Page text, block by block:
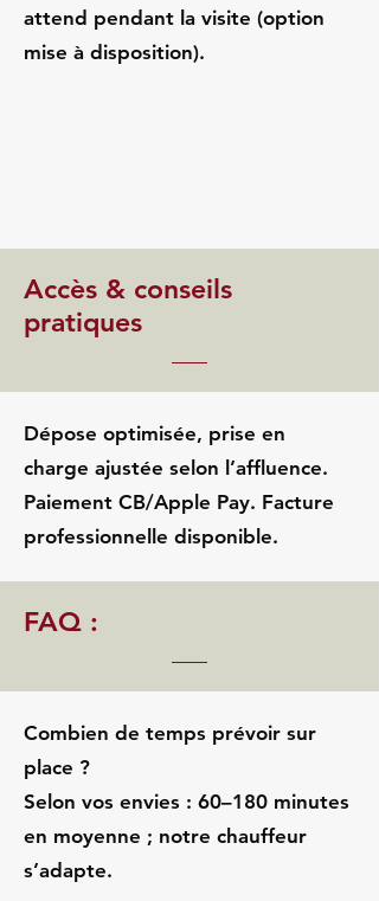
attend pendant la visite (option
mise à disposition).
Accès & conseils
pratiques
Dépose optimisée, prise en
charge ajustée selon l’affluence.
Paiement CB/Apple Pay. Facture
professionnelle disponible.
FAQ :
Combien de temps prévoir sur
place ?
Selon vos envies : 60–180 minutes
en moyenne ; notre chauffeur
s’adapte.